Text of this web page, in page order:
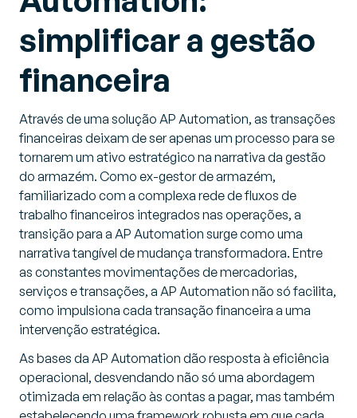
simplificar a gestão
financeira
Através de uma solução AP Automation, as transações
financeiras deixam de ser apenas um processo para se
tornarem um ativo estratégico na narrativa da gestão
do armazém. Como ex-gestor de armazém,
familiarizado com a complexa rede de fluxos de
trabalho financeiros integrados nas operações, a
transição para a AP Automation surge como uma
narrativa tangível de mudança transformadora. Entre
as constantes movimentações de mercadorias,
serviços e transações, a AP Automation não só facilita,
como impulsiona cada transação financeira a uma
intervenção estratégica.
As bases da AP Automation dão resposta à eficiência
operacional, desvendando não só uma abordagem
otimizada em relação às contas a pagar, mas também